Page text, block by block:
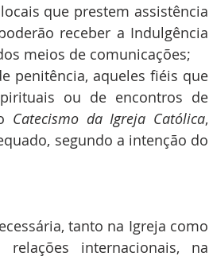
que prestem assistência
receber a Indulgência
meios de comunicações;
de penitência, aqueles fiéis que
ou de encontros de
Catecismo da Igreja Católica,
segundo a intenção do
tanto na Igreja como
internacionais, na